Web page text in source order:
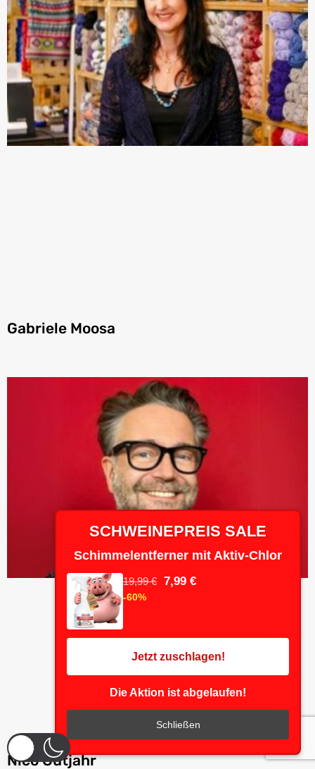
Gabriele Moosa
Nico Gutjahr
SCHWEINEPREIS SALE
Schimmelentferner mit Aktiv-Chlor
19,99 € 7,99 €
-60%
Jetzt zuschlagen!
Die Aktion ist abgelaufen!
Schließen